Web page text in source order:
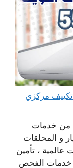
فني تكييف وتبريد الرميثية 55560390 تكييف مركزي
من خدمات
و المحلقات
عالمية ، تأمين
، خدمات الفحص